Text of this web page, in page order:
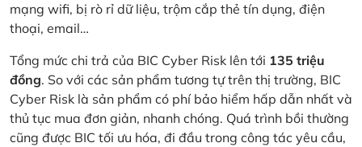
mạng wifi, bị rò rỉ dữ liệu, trộm cắp thẻ tín dụng, điện
thoại, email…
Tổng mức chi trả của BIC Cyber Risk lên tới 135 triệu
đồng. So với các sản phẩm tương tự trên thị trường, BIC
Cyber Risk là sản phẩm có phí bảo hiểm hấp dẫn nhất và
thủ tục mua đơn giản, nhanh chóng. Quá trình bồi thường
cũng được BIC tối ưu hóa, đi đầu trong công tác yêu cầu,